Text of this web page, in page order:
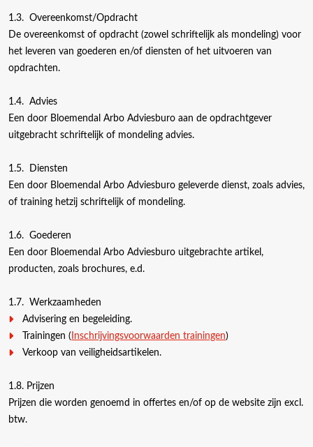
1.3. Overeenkomst/Opdracht
De overeenkomst of opdracht (zowel schriftelijk als mondeling) voor
het leveren van goederen en/of diensten of het uitvoeren van
opdrachten.
1.4. Advies
Een door Bloemendal Arbo Adviesburo aan de opdrachtgever
uitgebracht schriftelijk of mondeling advies.
1.5. Diensten
Een door Bloemendal Arbo Adviesburo geleverde dienst, zoals advies,
of training hetzij schriftelijk of mondeling.
1.6. Goederen
Een door Bloemendal Arbo Adviesburo uitgebrachte artikel,
producten, zoals brochures, e.d.
1.7. Werkzaamheden
Advisering en begeleiding.
Trainingen ( Inschrijvingsvoorwaarden trainingen)
Verkoop van veiligheidsartikelen.
1.8. Prijzen
Prijzen die worden genoemd in offertes en/of op de website zijn excl.
btw.